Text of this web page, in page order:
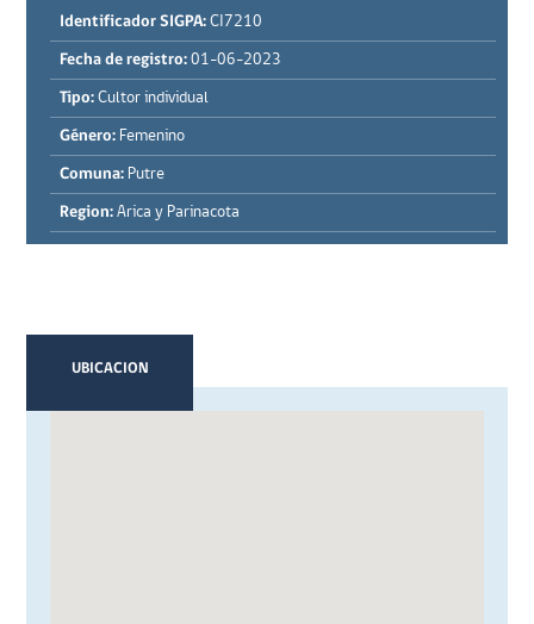
Identificador SIGPA: CI7210
Fecha de registro: 01-06-2023
Tipo: Cultor individual
Género: Femenino
Comuna: Putre
Region: Arica y Parinacota
UBICACION